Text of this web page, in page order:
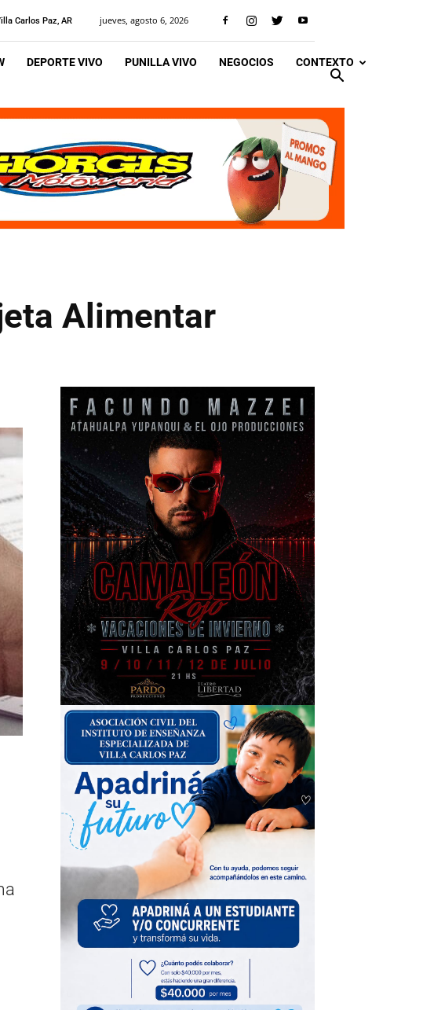
Carlos Paz, AR jueves, agosto 6, 2026
DEPORTE VIVO PUNILLA VIVO NEGOCIOS CONTEXTO
Alimentar